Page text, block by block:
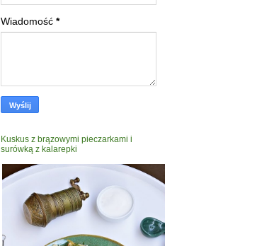
Wiadomość *
Kuskus z brązowymi pieczarkami i
surówką z kalarepki